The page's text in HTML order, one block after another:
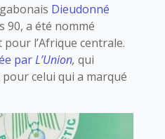
Dieudonné
90, a été nommé
l’Afrique centrale.
parL’Union, qui
celui qui a marqué